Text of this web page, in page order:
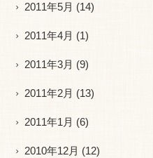
2011年5月 (14)
2011年4月 (1)
2011年3月 (9)
2011年2月 (13)
2011年1月 (6)
2010年12月 (12)